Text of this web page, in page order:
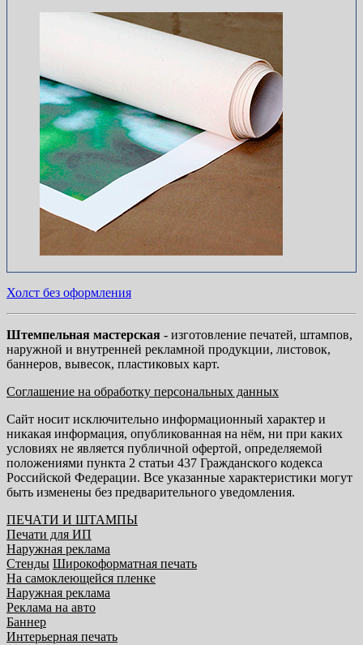
Холст без оформления
Штемпельная мастерская - изготовление печатей, штампов,
наружной и внутренней рекламной продукции, листовок,
баннеров, вывесок, пластиковых карт.
Соглашение на обработку персональных данных
Сайт носит исключительно информационный характер и
никакая информация, опубликованная на нём, ни при каких
условиях не является публичной офертой, определяемой
положениями пункта 2 статьи 437 Гражданского кодекса
Российской Федерации. Все указанные характеристики могут
быть изменены без предварительного уведомления.
ПЕЧАТИ И ШТАМПЫ
Печати для ИП
Наружная реклама
Стенды Широкоформатная печать
На самоклеющейся пленке
Наружная реклама
Реклама на авто
Баннер
Интерьерная печать